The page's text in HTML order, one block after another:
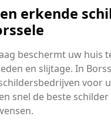
erkende
beschermt uw huis
en slijtage. In
voor
snel de beste